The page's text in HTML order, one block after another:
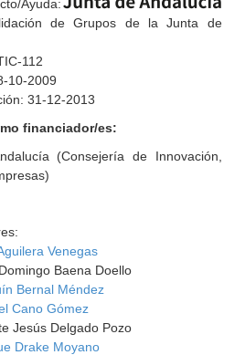
Ayuda:
de Grupos de la Junta de
112
10-2009
31-12-2013
financiador/es:
(Consejería de Innovación,
Venegas
Baena Doello
Bernal Méndez
Cano Gómez
Jesús Delgado Pozo
Drake Moyano